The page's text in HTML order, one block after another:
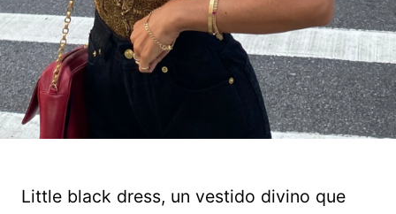
Little black dress, un vestido divino que